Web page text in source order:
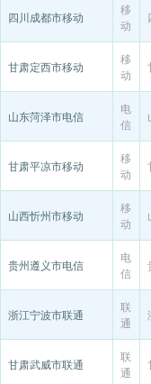
四川成都市移动
移
动
甘肃定西市移动
移
动
山东菏泽市电信
电
信
甘肃平凉市移动
移
动
山西忻州市移动
移
动
贵州遵义市电信
电
信
浙江宁波市联通
联
通
甘肃武威市联通
联
通